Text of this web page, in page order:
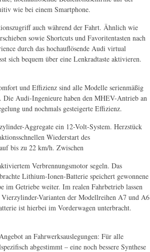
wie bei einem Smartphone.
auch während der Fahrt. Ähnlich wie
sowie Shortcuts und Favoritentasten nach
durch das hochauflösende Audi virtual
sich bequem über eine Lenkradtaste aktivieren.
und Effizienz sind alle Modelle serienmäßig
Audi-Ingenieure haben den MHEV-Antrieb an
und nochmals gesteigerte Effizienz.
Aggregate ein 12-Volt-System. Herzstück
Wiederstart des
bis zu 22 km/h. Zwischen
Verbrennungsmotor segeln. Das
Lithium-Ionen-Batterie speichert gewonnene
im Getriebe weiter. Im realen Fahrbetrieb lassen
Varianten der Modellreihen A7 und A6
ist hierbei im Vorderwagen unterbracht.
an Fahrwerksauslegungen: Für alle
abgestimmt – eine noch bessere Synthese